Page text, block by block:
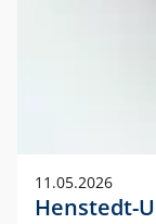
11.05.2026
Henstedt-